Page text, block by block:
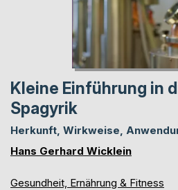
Kleine Einführung in
Spagyrik
Herkunft, Wirkweise,
Hans Gerhard Wicklein
Gesundheit, Ernährung & Fitness